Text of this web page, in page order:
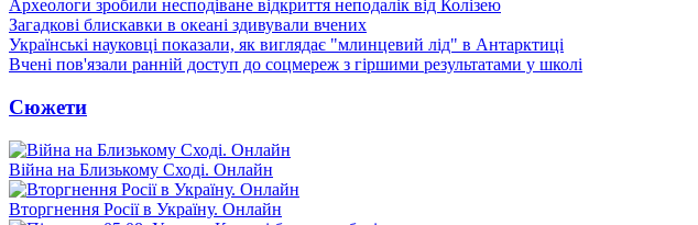
Археологи зробили несподіване відкриття неподалік від Колізею
Загадкові блискавки в океані здивували вчених
Українські науковці показали, як виглядає "млинцевий лід" в Антарктиці
Вчені пов'язали ранній доступ до соцмереж з гіршими результатами у школі
Сюжети
Війна на Близькому Сході. Онлайн
Вторгнення Росії в Україну. Онлайн